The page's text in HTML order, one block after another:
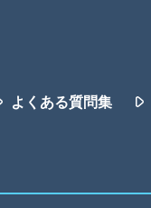
よくある質問集